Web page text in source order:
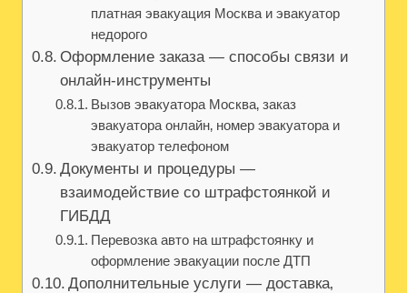
платная эвакуация Москва и эвакуатор
недорого
Оформление заказа — способы связи и
онлайн-инструменты
Вызов эвакуатора Москва‚ заказ
эвакуатора онлайн‚ номер эвакуатора и
эвакуатор телефоном
Документы и процедуры —
взаимодействие со штрафстоянкой и
ГИБДД
Перевозка авто на штрафстоянку и
оформление эвакуации после ДТП
Дополнительные услуги — доставка‚